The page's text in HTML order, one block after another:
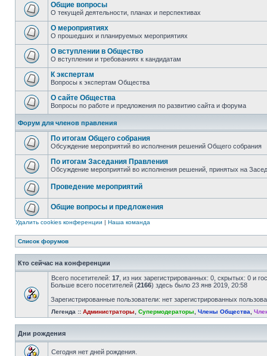
Общие вопросы
О текущей деятельности, планах и перспективах
О мероприятиях
О прошедших и планируемых мероприятиях
О вступлении в Общество
О вступлении и требованиях к кандидатам
К экспертам
Вопросы к экспертам Общества
О сайте Общества
Вопросы по работе и предложения по развитию сайта и форума
Форум для членов правления
По итогам Общего собрания
Обсуждение мероприятий во исполнения решений Общего собрания
По итогам Заседания Правления
Обсуждение мероприятий во исполнения решений, принятых на
Проведение мероприятий
Общие вопросы и предложения
Удалить cookies конференции | Наша команда
Список форумов
Кто сейчас на конференции
Всего посетителей: 17 , из них зарегистрированных: 0, скрытых: 0 и
Больше всего посетителей (2166) здесь было 23 янв 2019, 20:58
Зарегистрированные пользователи: нет зарегистрированных
Легенда :: Администраторы Супермодераторы Члены Общества
Дни рождения
Сегодня нет дней рождения.